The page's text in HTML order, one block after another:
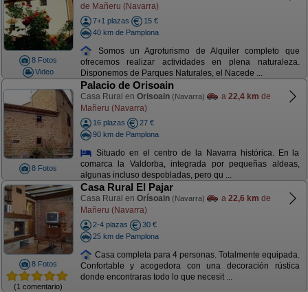
8 Fotos
Video
de Mañeru (Navarra)
7+1 plazas
15 €
40 km de Pamplona
Somos un Agroturismo de Alquiler completo que
ofrecemos realizar actividades en plena naturaleza.
Disponemos de Parques Naturales, el Nacede ...
8 Fotos
Palacio de Orisoain
Casa Rural en Orisoain (Navarra) a 22,4 km de
Mañeru (Navarra)
16 plazas
27 €
90 km de Pamplona
Situado en el centro de la Navarra histórica. En la
comarca la Valdorba, integrada por pequeñas aldeas,
algunas incluso despobladas, pero qu ...
8 Fotos
(1 comentario)
Casa Rural El Pajar
Casa Rural en Orísoain (Navarra) a 22,6 km de
Mañeru (Navarra)
2-4 plazas
30 €
25 km de Pamplona
Casa completa para 4 personas. Totalmente equipada.
Confortable y acogedora con una decoración rústica
donde encontraras todo lo que necesit ...